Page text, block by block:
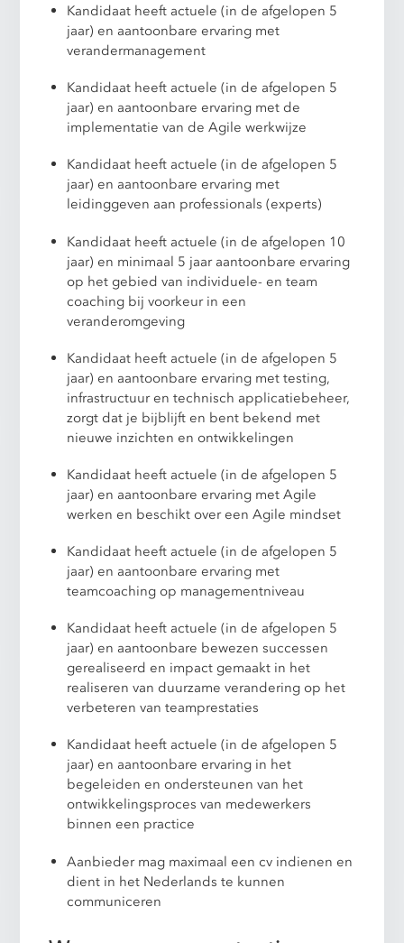
Kandidaat heeft actuele (in de afgelopen 5
jaar) en aantoonbare ervaring met
verandermanagement
Kandidaat heeft actuele (in de afgelopen 5
jaar) en aantoonbare ervaring met de
implementatie van de Agile werkwijze
Kandidaat heeft actuele (in de afgelopen 5
jaar) en aantoonbare ervaring met
leidinggeven aan professionals (experts)
Kandidaat heeft actuele (in de afgelopen 10
jaar) en minimaal 5 jaar aantoonbare ervaring
op het gebied van individuele- en team
coaching bij voorkeur in een
veranderomgeving
Kandidaat heeft actuele (in de afgelopen 5
jaar) en aantoonbare ervaring met testing,
infrastructuur en technisch applicatiebeheer,
zorgt dat je bijblijft en bent bekend met
nieuwe inzichten en ontwikkelingen
Kandidaat heeft actuele (in de afgelopen 5
jaar) en aantoonbare ervaring met Agile
werken en beschikt over een Agile mindset
Kandidaat heeft actuele (in de afgelopen 5
jaar) en aantoonbare ervaring met
teamcoaching op managementniveau
Kandidaat heeft actuele (in de afgelopen 5
jaar) en aantoonbare bewezen successen
gerealiseerd en impact gemaakt in het
realiseren van duurzame verandering op het
verbeteren van teamprestaties
Kandidaat heeft actuele (in de afgelopen 5
jaar) en aantoonbare ervaring in het
begeleiden en ondersteunen van het
ontwikkelingsproces van medewerkers
binnen een practice
Aanbieder mag maximaal een cv indienen en
dient in het Nederlands te kunnen
communiceren